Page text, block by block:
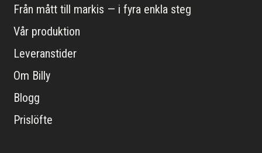
Från mått till markis — i fyra enkla steg
Vår produktion
Leveranstider
Om Billy
Blogg
Prislöfte